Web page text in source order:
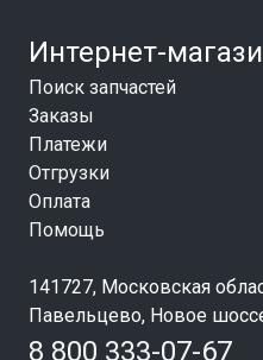
Интернет-
Поиск запчастей
Заказы
Платежи
Отгрузки
Оплата
Помощь
141727, Московская
Павельцево, Новое
8 800 333-07-67